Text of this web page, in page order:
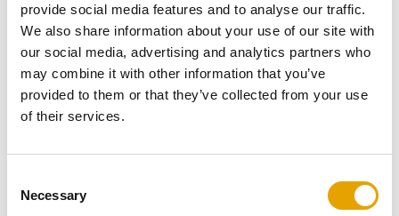
provide social media features and to analyse our traffic.
We also share information about your use of our site with
our social media, advertising and analytics partners who
may combine it with other information that you’ve
provided to them or that they’ve collected from your use
of their services.
Selection
Necessary
Snel de waarde van jouw item
weten?
1. Stuur een foto van het item via WhatsApp
2. Wij stellen vragen om de waarde van het
item te bepalen
waard is
WhatsApp ons